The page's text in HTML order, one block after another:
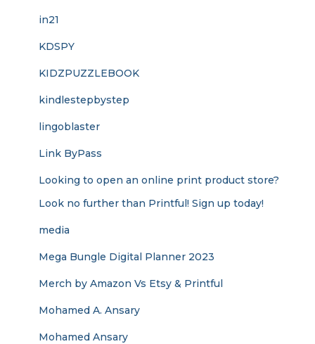
in21
KDSPY
KIDZPUZZLEBOOK
kindlestepbystep
lingoblaster
Link ByPass
Looking to open an online print product store?
Look no further than Printful! Sign up today!
media
Mega Bungle Digital Planner 2023
Merch by Amazon Vs Etsy & Printful
Mohamed A. Ansary
Mohamed Ansary